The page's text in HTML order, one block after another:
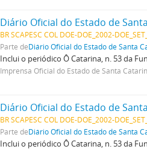
Diário Oficial do Estado de
BR SCAPESC COL DOE-DOE_2002-
Parte deDiário Oficial do Estado de Santa
Inclui o periódico Ô Catarina, n. 53 da
Imprensa Oficial do Estado de Santa
Diário Oficial do Estado de
BR SCAPESC COL DOE-DOE_2002-
Parte deDiário Oficial do Estado de Santa
Inclui o periódico Ô Catarina, n. 53 da